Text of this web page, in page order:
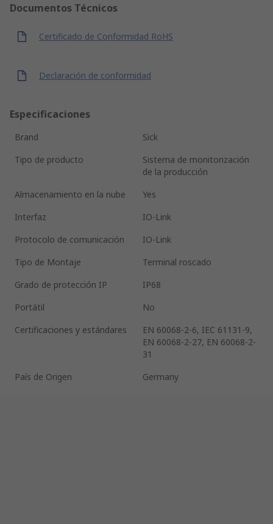
Documentos Técnicos
Certificado de Conformidad RoHS
Declaración de conformidad
Especificaciones
Brand
Sick
Tipo de producto
Sistema de monitorización
de la producción
Almacenamiento en la nube
Yes
Interfaz
IO-Link
Protocolo de comunicación
IO-Link
Tipo de Montaje
Terminal roscado
Grado de protección IP
IP68
Portátil
No
Certificaciones y estándares
EN 60068-2-6, IEC 61131-9,
EN 60068-2-27, EN 60068-2-
31
País de Origen
Germany